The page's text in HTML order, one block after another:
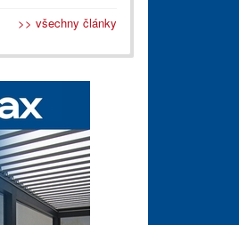
>> všechny články